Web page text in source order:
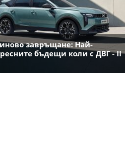
завръщане: Най-
бъдещи коли с ДВГ - II